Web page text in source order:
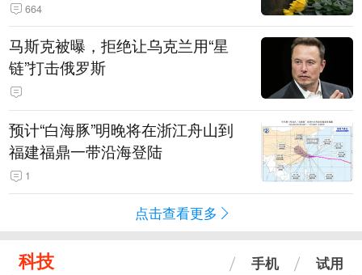
664
马斯克被曝，拒绝让乌克兰用“星
链”打击俄罗斯
预计“白海豚”明晚将在浙江舟山到
福建福鼎一带沿海登陆
1
点击查看更多
科技 手机 试用